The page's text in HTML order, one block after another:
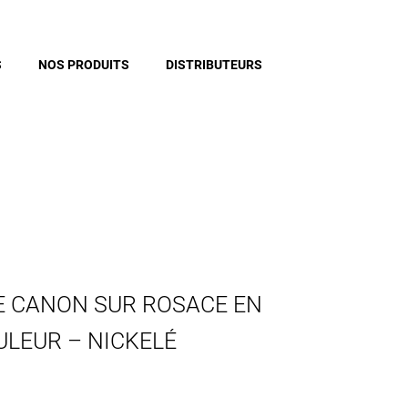
NOS PRODUITS DISTRIBUTEURS
CANON SUR ROSACE EN
– NICKELÉ